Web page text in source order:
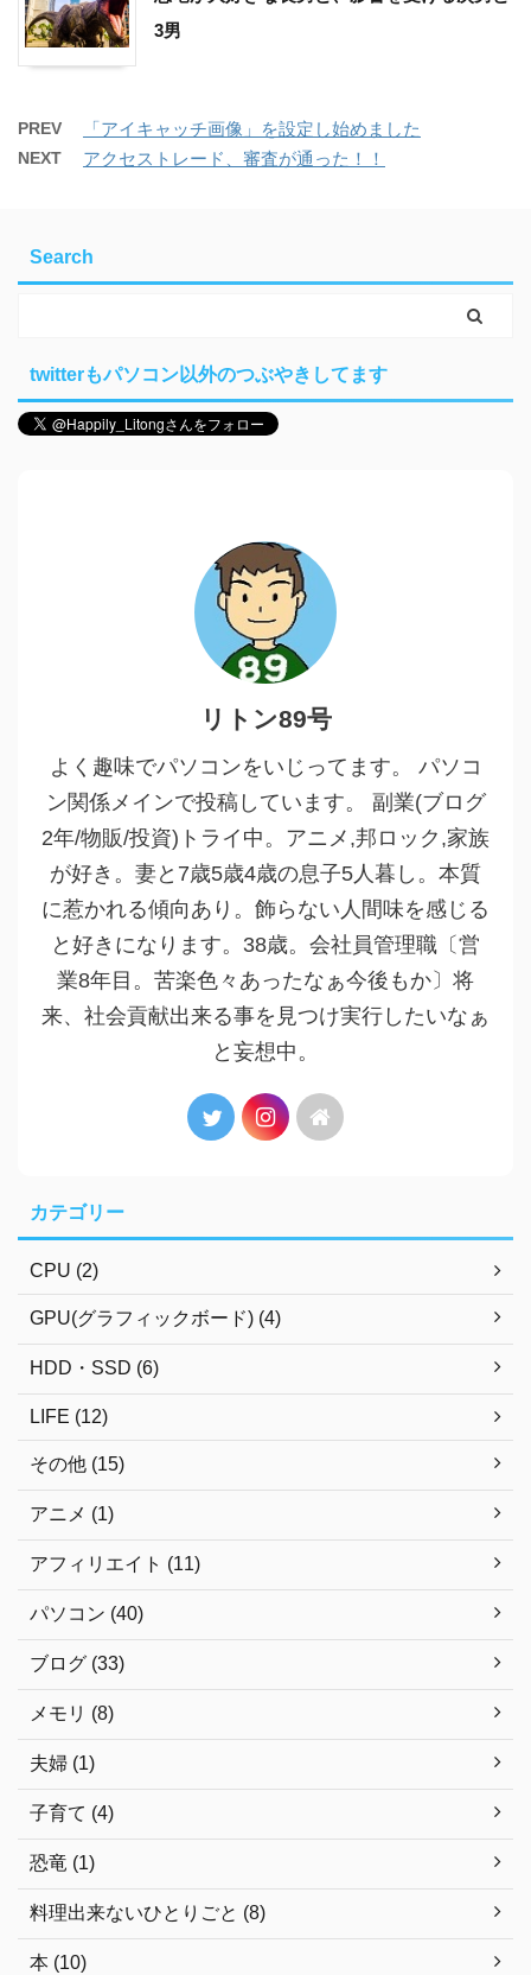
3男
PREV 「アイキャッチ画像」を設定し始めました
NEXT アクセストレード、審査が通った！！
Search
twitterもパソコン以外のつぶやきしてます
リトン89号
よく趣味でパソコンをいじってます。 パソコ
ン関係メインで投稿しています。 副業(ブログ
2年/物販/投資)トライ中。アニメ,邦ロック,家族
が好き。妻と7歳5歳4歳の息子5人暮し。本質
に惹かれる傾向あり。飾らない人間味を感じる
と好きになります。38歳。会社員管理職〔営
業8年目。苦楽色々あったなぁ今後もか〕将
来、社会貢献出来る事を見つけ実行したいなぁ
と妄想中。
カテゴリー
CPU (2)
GPU(グラフィックボード) (4)
HDD・SSD (6)
LIFE (12)
その他 (15)
アニメ (1)
アフィリエイト (11)
パソコン (40)
ブログ (33)
メモリ (8)
夫婦 (1)
子育て (4)
恐竜 (1)
料理出来ないひとりごと (8)
本 (10)